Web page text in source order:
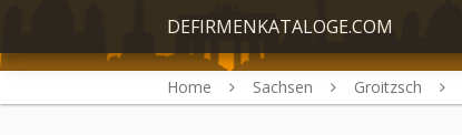
DEFIRMENKATALOGE.COM
Home Sachsen Groitzsch